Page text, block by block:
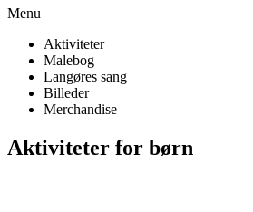
Menu
Aktiviteter
Malebog
Langøres sang
Billeder
Merchandise
Aktiviteter for børn